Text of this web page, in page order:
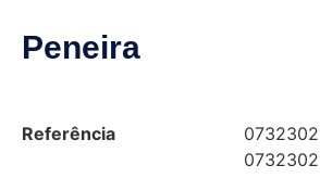
Peneira
Referência